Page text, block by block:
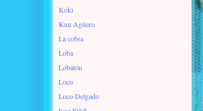
Koki
Kun Agüero.
La cobra
Loba
Lobatón
Loco
Loco Delgado